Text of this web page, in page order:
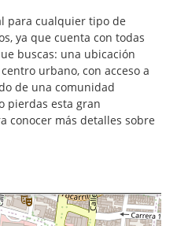
para cualquier tipo de
ya que cuenta con todas
buscas: una ubicación
urbano, con acceso a
de una comunidad
pierdas esta gran
conocer más detalles sobre